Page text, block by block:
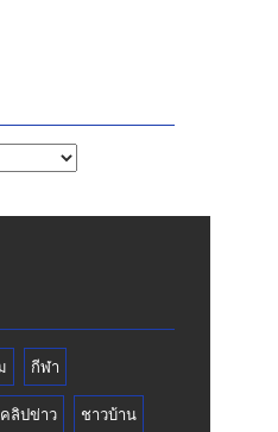
กีฬา
คลิปข่าว ชาวบ้าน